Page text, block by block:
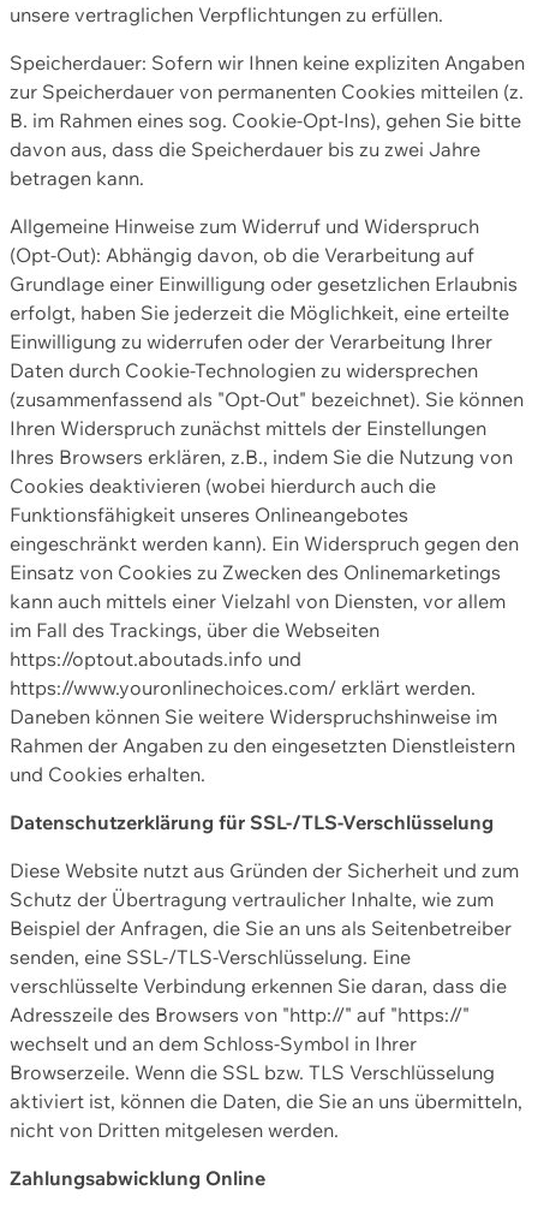
unsere vertraglichen Verpflichtungen zu erfüllen.
Speicherdauer: Sofern wir Ihnen keine expliziten Angaben
zur Speicherdauer von permanenten Cookies mitteilen (z.
B. im Rahmen eines sog. Cookie-Opt-Ins), gehen Sie bitte
davon aus, dass die Speicherdauer bis zu zwei Jahre
betragen kann.
Allgemeine Hinweise zum Widerruf und Widerspruch
(Opt-Out): Abhängig davon, ob die Verarbeitung auf
Grundlage einer Einwilligung oder gesetzlichen Erlaubnis
erfolgt, haben Sie jederzeit die Möglichkeit, eine erteilte
Einwilligung zu widerrufen oder der Verarbeitung Ihrer
Daten durch Cookie-Technologien zu widersprechen
(zusammenfassend als "Opt-Out" bezeichnet). Sie können
Ihren Widerspruch zunächst mittels der Einstellungen
Ihres Browsers erklären, z.B., indem Sie die Nutzung von
Cookies deaktivieren (wobei hierdurch auch die
Funktionsfähigkeit unseres Onlineangebotes
eingeschränkt werden kann). Ein Widerspruch gegen den
Einsatz von Cookies zu Zwecken des Onlinemarketings
kann auch mittels einer Vielzahl von Diensten, vor allem
im Fall des Trackings, über die Webseiten
https://optout.aboutads.info und
https://www.youronlinechoices.com/ erklärt werden.
Daneben können Sie weitere Widerspruchshinweise im
Rahmen der Angaben zu den eingesetzten Dienstleistern
und Cookies erhalten.
Datenschutzerklärung für SSL-/TLS-Verschlüsselung
Diese Website nutzt aus Gründen der Sicherheit und zum
Schutz der Übertragung vertraulicher Inhalte, wie zum
Beispiel der Anfragen, die Sie an uns als Seitenbetreiber
senden, eine SSL-/TLS-Verschlüsselung. Eine
verschlüsselte Verbindung erkennen Sie daran, dass die
Adresszeile des Browsers von "http://" auf "https://"
wechselt und an dem Schloss-Symbol in Ihrer
Browserzeile. Wenn die SSL bzw. TLS Verschlüsselung
aktiviert ist, können die Daten, die Sie an uns übermitteln,
nicht von Dritten mitgelesen werden.
Zahlungsabwicklung Online